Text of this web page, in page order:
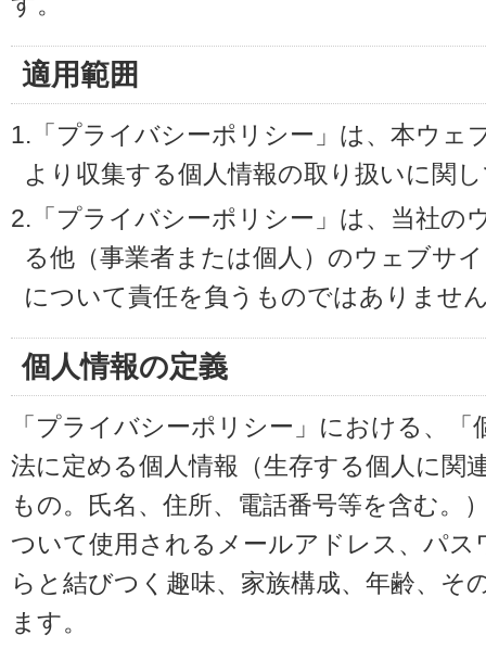
適用範囲
1.「プライバシーポリシー」は、本ウェ
より収集する個人情報の取り扱いに関
2.「プライバシーポリシー」は、当社の
る他（事業者または個人）のウェブサ
について責任を負うものではありませ
個人情報の定義
「プライバシーポリシー」における、
法に定める個人情報（生存する個人に関
もの。氏名、住所、電話番号等を含む。
ついて使用されるメールアドレス、パ
らと結びつく趣味、家族構成、年齢、そ
ます。